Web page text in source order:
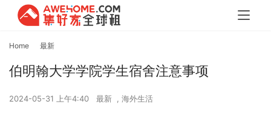
Home 最新
伯明翰大学学院学生宿舍注意事项
2024-05-31 上午4:40 最新 , 海外生活